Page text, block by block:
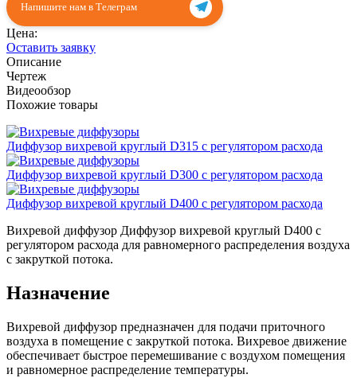
Напишите нам в Телеграм
Цена:
Оставить заявку
Описание
Чертеж
Видеообзор
Похожие товары
Диффузор вихревой круглый D315 с регулятором расхода
Диффузор вихревой круглый D300 с регулятором расхода
Диффузор вихревой круглый D400 с регулятором расхода
Вихревой диффузор Диффузор вихревой круглый D400 с
регулятором расхода для равномерного распределения воздуха
с закруткой потока.
Назначение
Вихревой диффузор предназначен для подачи приточного
воздуха в помещение с закруткой потока. Вихревое движение
обеспечивает быстрое перемешивание с воздухом помещения
и равномерное распределение температуры.